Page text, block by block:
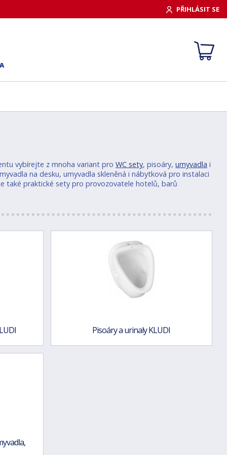
PŘIHLÁSIT SE
vybírejte z mnoha variant pro WC sety, pisoáry, umyvadla i
na desku, umyvadla skleněná i nábytková pro instalaci
také praktické sety pro provozovatele hotelů, barů
Pisoáry a urinaly KLUDI